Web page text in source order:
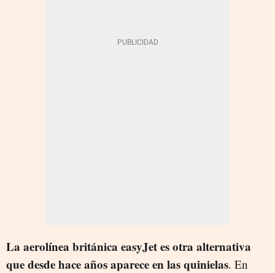
La aerolínea británica easyJet es otra alternativa
que desde hace años aparece en las quinielas. En